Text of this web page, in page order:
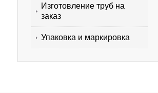
Изготовление труб на
заказ
Упаковка и маркировка